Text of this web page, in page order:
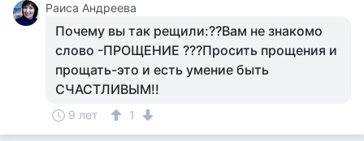
Раиса Андреева
Почему вы так рещили:??Вам не знакомо
слово -ПРОЩЕНИЕ ???Просить прощения и
прощать-это и есть умение быть
СЧАСТЛИВЫМ!!
9 лет 1